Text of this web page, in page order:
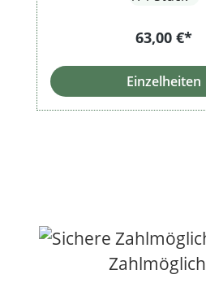
63,00 €*
Einzelheiten